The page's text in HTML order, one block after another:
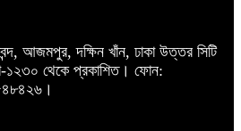
আজমপুর, দক্ষিন খাঁন, ঢাকা উত্তর সিটি
১২৩০ থেকে প্রকাশিত। ফোন: